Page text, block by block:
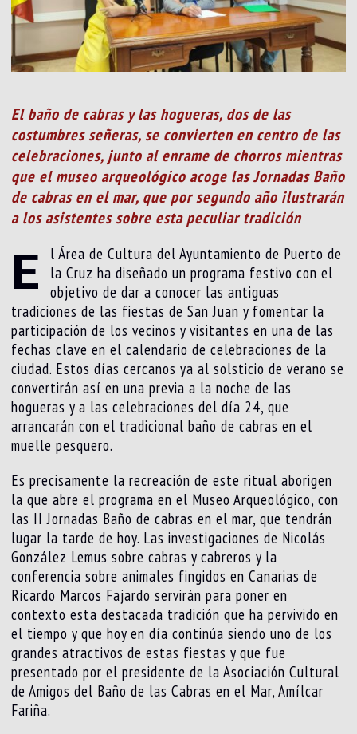
El baño de cabras y las hogueras, dos de las
costumbres señeras, se convierten en centro de las
celebraciones, junto al enrame de chorros mientras
que el museo arqueológico acoge las Jornadas Baño
de cabras en el mar, que por segundo año ilustrarán
a los asistentes sobre esta peculiar tradición
E
l Área de Cultura del Ayuntamiento de Puerto de
la Cruz ha diseñado un programa festivo con el
objetivo de dar a conocer las antiguas
tradiciones de las fiestas de San Juan y fomentar la
participación de los vecinos y visitantes en una de las
fechas clave en el calendario de celebraciones de la
ciudad. Estos días cercanos ya al solsticio de verano se
convertirán así en una previa a la noche de las
hogueras y a las celebraciones del día 24, que
arrancarán con el tradicional baño de cabras en el
muelle pesquero.
Es precisamente la recreación de este ritual aborigen
la que abre el programa en el Museo Arqueológico, con
las II Jornadas Baño de cabras en el mar, que tendrán
lugar la tarde de hoy. Las investigaciones de Nicolás
González Lemus sobre cabras y cabreros y la
conferencia sobre animales fingidos en Canarias de
Ricardo Marcos Fajardo servirán para poner en
contexto esta destacada tradición que ha pervivido en
el tiempo y que hoy en día continúa siendo uno de los
grandes atractivos de estas fiestas y que fue
presentado por el presidente de la Asociación Cultural
de Amigos del Baño de las Cabras en el Mar, Amílcar
Fariña.